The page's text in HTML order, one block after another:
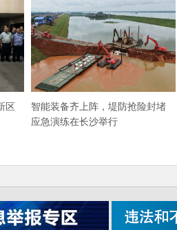
区
智能装备齐上阵，堤防抢险封堵
应急演练在长沙举行